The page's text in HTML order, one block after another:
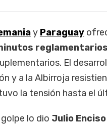
y Paraguay
El
y a la Albirroja
la tensión hasta el
lo dio Julio